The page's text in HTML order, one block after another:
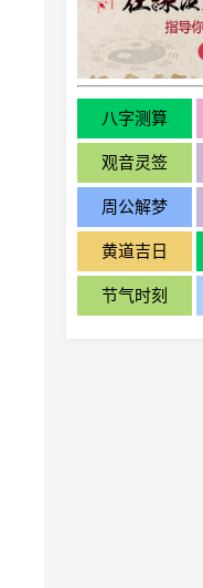
八字测算
观音灵签
周公解梦
黄道吉日
节气时刻